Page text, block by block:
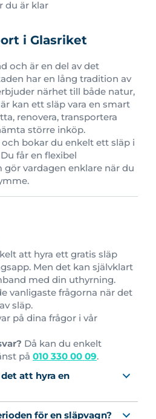
du är klar
i Glasriket
och är en del av det
har en lång tradition av
närhet till både natur,
kan ett släp vara en smart
renovera, transportera
större inköp.
bokar du enkelt ett släp i
får en flexibel
vardagen enklare när du
att hyra ett gratis släp
Men det kan självklart
med din uthyrning.
vanligaste frågorna när det
släp.
på dina frågor i vår
Då kan du enkelt
på 010 330 00 09.
att hyra en
för en släpvagn?